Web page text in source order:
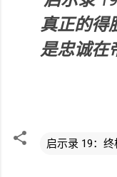
真正的得
是忠诚在
启示录 19：